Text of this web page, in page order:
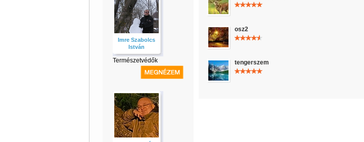
Imre Szabolcs
István
Természetvédők
osz2
tengerszem